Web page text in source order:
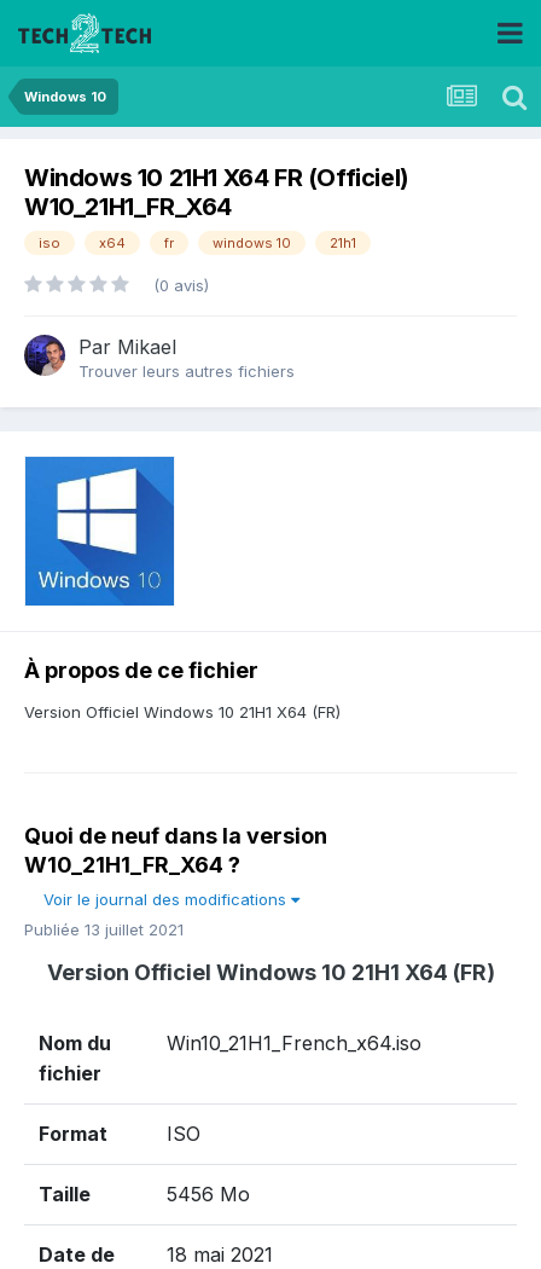
Windows 10
Windows 10 21H1 X64 FR (Officiel)
W10_21H1_FR_X64
iso x64 fr windows 10 21h1
(0 avis)
Par Mikael
Trouver leurs autres fichiers
À propos de ce fichier
Version Officiel Windows 10 21H1 X64 (FR)
Quoi de neuf dans la version
W10_21H1_FR_X64 ?
Voir le journal des modifications
Publiée 13 juillet 2021
Version Officiel Windows 10 21H1 X64 (FR)
Nom du
fichier
Win10_21H1_French_x64.iso
Format ISO
Taille 5456 Mo
Date de
18 mai 2021